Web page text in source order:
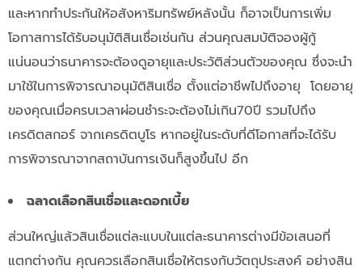
และหากทำประกันให้อสังหาริมทรัพย์หลังนั้น ก็อาจเป็นการเพิ่ม
โอกาสการได้รับอนุมัติสินเชื่อเช่นกัน ส่วนคุณสมบัติจองผู้กู้
แน่นอนว่าธนาคารจะต้องดูอายุและประวัติส่วนตัวของคุณ ซึ่งจะนำ
มาใช้ในการพิจารณาอนุมัติสินเชื่อ ตั้งแต่อาชีพไปถึงอายุ โดยอายุ
ของคุณเมื่อครบเวลาผ่อนชำระจะต้องไม่เกิน70ปี รวมไปถึง
เครดิตสกอร์ จากเครดิตบูโร หากอยู่ในระดับที่ดีโอกาสที่จะได้รับ
การพิจารณาจากสถาบันการเงินก็สูงขึ้นไป อีก
ฉลาดเลือกสินเชื่อและดอกเบี้ย
ส่วนใหญ่แล้วสินเชื่อแต่ละแบบในแต่ละธนาคารต่างมีข้อเสนอที่
แตกต่างกัน คุณควรเลือกสินเชื่อให้ตรงกับวัตถุประสงค์ อย่างสิน